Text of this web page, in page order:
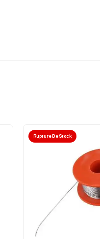
Rupture De Stock